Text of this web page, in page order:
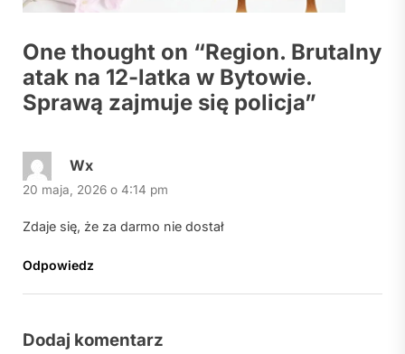
One thought on “Region. Brutalny
atak na 12-latka w Bytowie.
Sprawą zajmuje się policja”
Wx
20 maja, 2026 o 4:14 pm
Zdaje się, że za darmo nie dostał
Odpowiedz
Dodaj komentarz